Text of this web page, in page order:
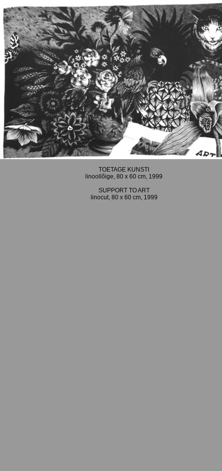
TOETAGE KUNSTI
linoollõige, 80 x 60 cm, 1999
SUPPORT TO ART
linocut, 80 x 60 cm, 1999